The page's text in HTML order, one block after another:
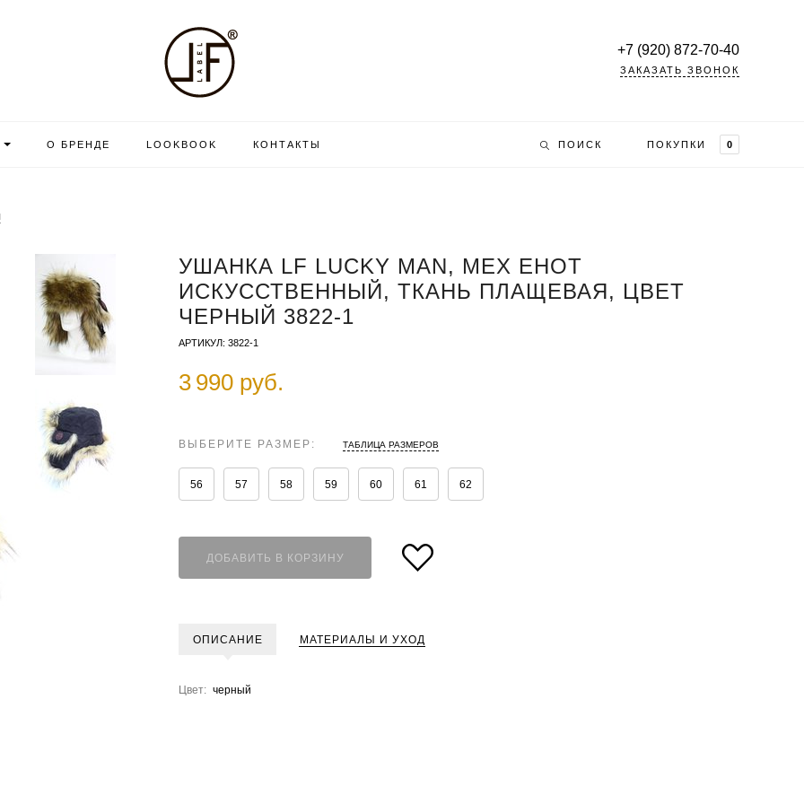
+7 (920) 872-70-40
ЗАКАЗАТЬ ЗВОНОК
О БРЕНДЕ LOOKBOOK КОНТАКТЫ ПОКУПКИ 0
ПОИСК
УШАНКА LF LUCKY MAN, МЕХ ЕНОТ
ИСКУССТВЕННЫЙ, ТКАНЬ ПЛАЩЕВАЯ, ЦВЕТ
ЧЕРНЫЙ 3822-1
АРТИКУЛ: 3822-1
3 990 руб.
ВЫБЕРИТЕ РАЗМЕР: ТАБЛИЦА РАЗМЕРОВ
56 57 58 59 60 61 62
ДОБАВИТЬ В КОРЗИНУ
ОПИСАНИЕ МАТЕРИАЛЫ И УХОД
Цвет: черный